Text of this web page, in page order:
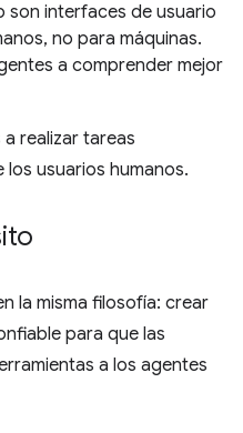
son interfaces de usuario
no para máquinas.
a comprender mejor
realizar tareas
usuarios humanos.
la misma filosofía: crear
para que las
a los agentes